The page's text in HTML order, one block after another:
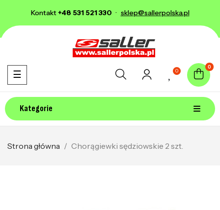
Kontakt+48 531 521 330 · sklep@sallerpolska.pl
0
0
Kategorie
Toggle navigation
☰
Strona główna Chorągiewki sędziowskie 2 szt.